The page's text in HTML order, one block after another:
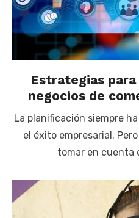
Estrategias
negocios de
La planificación siempre
el éxito empresarial.
tomar en cuenta